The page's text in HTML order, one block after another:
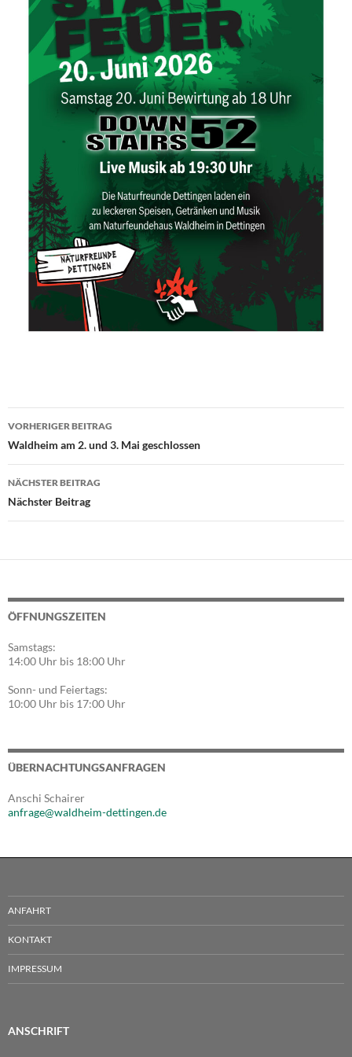
Beitragsnavigation
VORHERIGER BEITRAG
Waldheim am 2. und 3. Mai geschlossen
NÄCHSTER BEITRAG
Nächster Beitrag
ÖFFNUNGSZEITEN
Samstags:
14:00 Uhr bis 18:00 Uhr
Sonn- und Feiertags:
10:00 Uhr bis 17:00 Uhr
ÜBERNACHTUNGSANFRAGEN
Anschi Schairer
anfrage@waldheim-dettingen.de
ANFAHRT
KONTAKT
IMPRESSUM
ANSCHRIFT